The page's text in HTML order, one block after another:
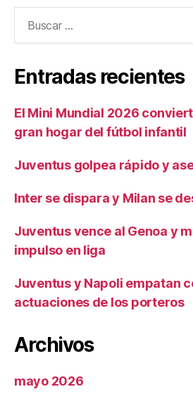
Entradas recientes
El Mini Mundial 2026
gran hogar del fútbol infantil
Juventus golpea rápido y
Inter se dispara y Milan se
Juventus vence al Genoa y
impulso en liga
Juventus y Napoli empatan
actuaciones de los porteros
Archivos
mayo 2026